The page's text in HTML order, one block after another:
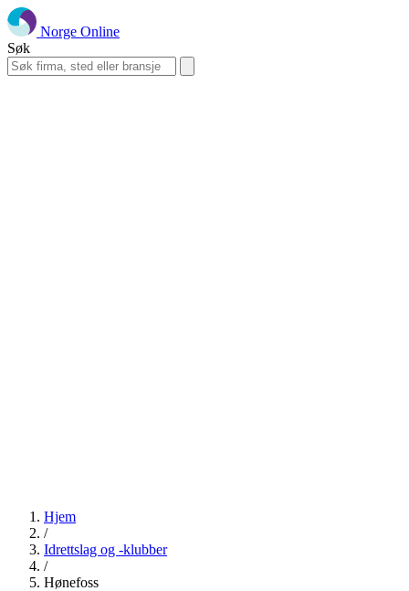
Norge Online
Søk
Hjem
/
Idrettslag og -klubber
/
Hønefoss